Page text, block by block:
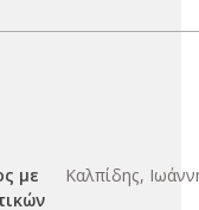
με
Καλπίδης,